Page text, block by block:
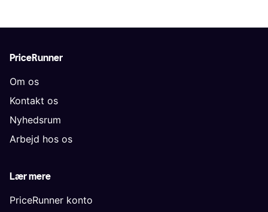
PriceRunner
Om os
Kontakt os
Nyhedsrum
Arbejd hos os
Lær mere
PriceRunner konto